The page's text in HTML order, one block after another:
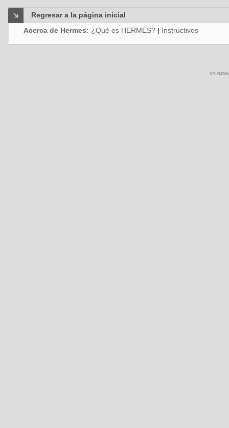
Regresar a la página inicial
Acerca de Hermes: ¿Qué es HERMES? | Instructivos